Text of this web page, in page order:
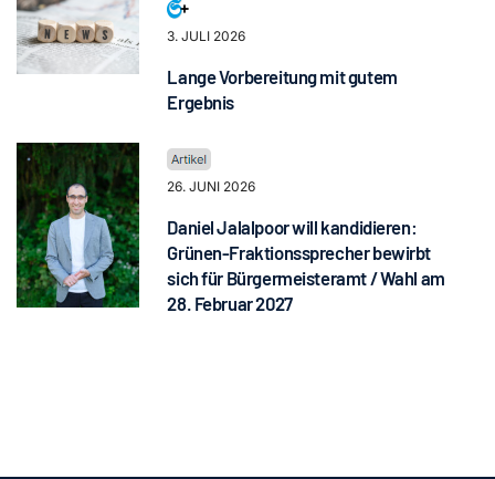
3. JULI 2026
Lange Vorbereitung mit gutem
Ergebnis
26. JUNI 2026
Daniel Jalalpoor will kandidieren:
Grünen-Fraktionssprecher bewirbt
sich für Bürgermeisteramt / Wahl am
28. Februar 2027